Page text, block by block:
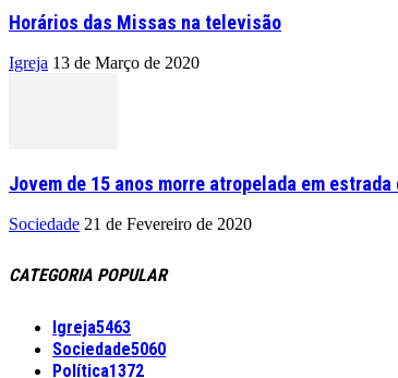
Horários das Missas na televisão
Igreja 13 de Março de 2020
Jovem de 15 anos morre atropelada em
Sociedade 21 de Fevereiro de 2020
CATEGORIA POPULAR
Igreja5463
Sociedade5060
Política1372